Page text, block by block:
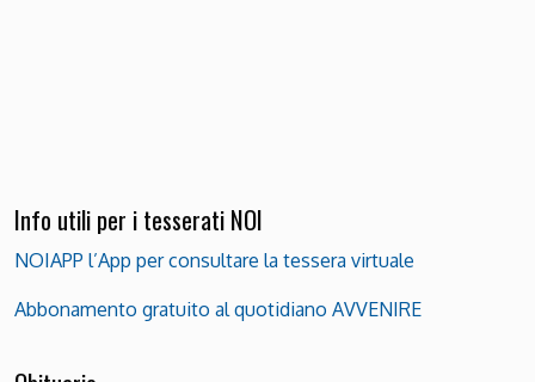
Info utili per i tesserati NOI
NOIAPP l’App per consultare la tessera virtuale
Abbonamento gratuito al quotidiano AVVENIRE